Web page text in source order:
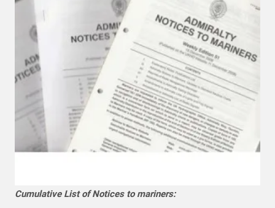
Cumulative List of Notices to mariners: